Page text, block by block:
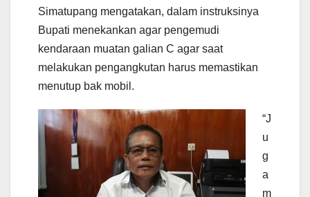
Simatupang mengatakan, dalam instruksinya
Bupati menekankan agar pengemudi
kendaraan muatan galian C agar saat
melakukan pengangkutan harus memastikan
menutup bak mobil.
“J
u
g
a
m